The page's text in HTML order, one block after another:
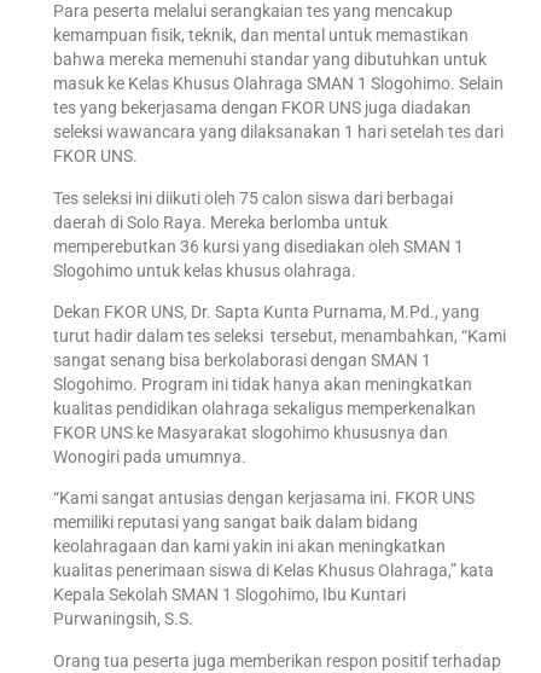
Para peserta melalui serangkaian tes yang mencakup
kemampuan fisik, teknik, dan mental untuk memastikan
bahwa mereka memenuhi standar yang dibutuhkan untuk
masuk ke Kelas Khusus Olahraga SMAN 1 Slogohimo. Selain
tes yang bekerjasama dengan FKOR UNS juga diadakan
seleksi wawancara yang dilaksanakan 1 hari setelah tes dari
FKOR UNS.
Tes seleksi ini diikuti oleh 75 calon siswa dari berbagai
daerah di Solo Raya. Mereka berlomba untuk
memperebutkan 36 kursi yang disediakan oleh SMAN 1
Slogohimo untuk kelas khusus olahraga.
Dekan FKOR UNS, Dr. Sapta Kunta Purnama, M.Pd., yang
turut hadir dalam tes seleksi tersebut, menambahkan, “Kami
sangat senang bisa berkolaborasi dengan SMAN 1
Slogohimo. Program ini tidak hanya akan meningkatkan
kualitas pendidikan olahraga sekaligus memperkenalkan
FKOR UNS ke Masyarakat slogohimo khususnya dan
Wonogiri pada umumnya.
“Kami sangat antusias dengan kerjasama ini. FKOR UNS
memiliki reputasi yang sangat baik dalam bidang
keolahragaan dan kami yakin ini akan meningkatkan
kualitas penerimaan siswa di Kelas Khusus Olahraga,” kata
Kepala Sekolah SMAN 1 Slogohimo, Ibu Kuntari
Purwaningsih, S.S.
Orang tua peserta juga memberikan respon positif terhadap